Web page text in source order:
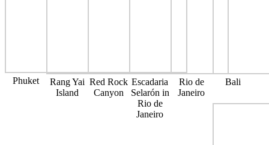
Phuket
Rang Yai
Island
Red Rock
Canyon
Escadaria
Selarón in
Rio de
Janeiro
Rio de
Janeiro
Bali